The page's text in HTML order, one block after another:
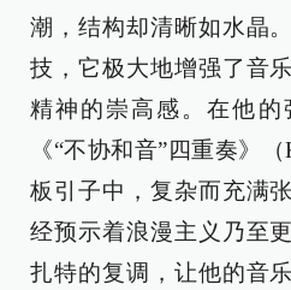
潮，结构却清晰如水晶
技，它极大地增强了音
精神的崇高感。在他的
《“不协和音”四重奏》
板引子中，复杂而充满
经预示着浪漫主义乃至
扎特的复调，让他的音